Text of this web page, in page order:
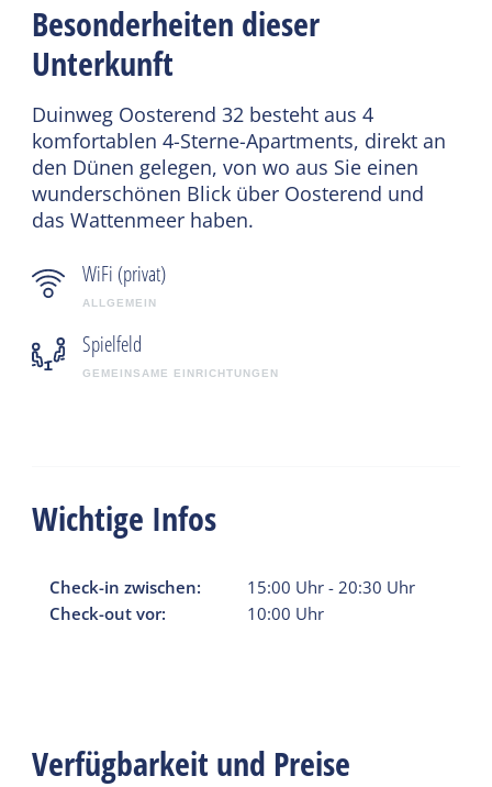
Besonderheiten dieser
Unterkunft
Duinweg Oosterend 32 besteht aus 4
komfortablen 4-Sterne-Apartments, direkt an
den Dünen gelegen, von wo aus Sie einen
wunderschönen Blick über Oosterend und
das Wattenmeer haben.
WiFi (privat)
ALLGEMEIN
Spielfeld
GEMEINSAME EINRICHTUNGEN
Wichtige Infos
Check-in zwischen: 15:00 Uhr -20:30 Uhr
Check-out vor:
10:00 Uhr
Verfügbarkeit und Preise